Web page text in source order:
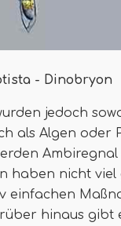
- Dinobryon
jedoch
als Algen oder
haben nicht viel
einfachen
hinaus gibt